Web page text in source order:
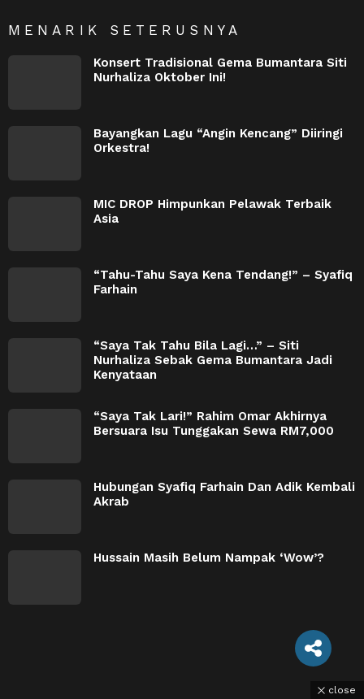
MENARIK SETERUSNYA
Konsert Tradisional Gema Bumantara Siti
Nurhaliza Oktober Ini!
Bayangkan Lagu “Angin Kencang” Diiringi
Orkestra!
MIC DROP Himpunkan Pelawak Terbaik
Asia
“Tahu-Tahu Saya Kena Tendang!” – Syafiq
Farhain
“Saya Tak Tahu Bila Lagi…” – Siti
Nurhaliza Sebak Gema Bumantara Jadi
Kenyataan
“Saya Tak Lari!” Rahim Omar Akhirnya
Bersuara Isu Tunggakan Sewa RM7,000
Hubungan Syafiq Farhain Dan Adik Kembali
Akrab
Hussain Masih Belum Nampak ‘Wow’?
close